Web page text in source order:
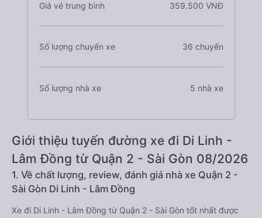
Giá vé trung bình 359.500 VNĐ
Số lượng chuyến xe 36 chuyến
Số lượng nhà xe 5 nhà xe
Giới thiệu tuyến đường xe đi Di Linh -
Lâm Đồng từ Quận 2 - Sài Gòn 08/2026
1. Về chất lượng, review, đánh giá nhà xe Quận 2 -
Sài Gòn Di Linh - Lâm Đồng
Xe đi Di Linh - Lâm Đồng từ Quận 2 - Sài Gòn tốt nhất được